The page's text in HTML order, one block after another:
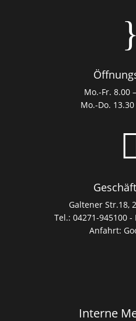
}
Mo.-Fr. 8.00
Mo.-Do.
Galtener Str.18,
Tel.: 04271-945100 -
Anfahrt:
Interne